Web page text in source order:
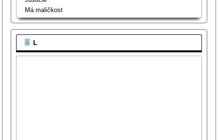
Má maličkost
L